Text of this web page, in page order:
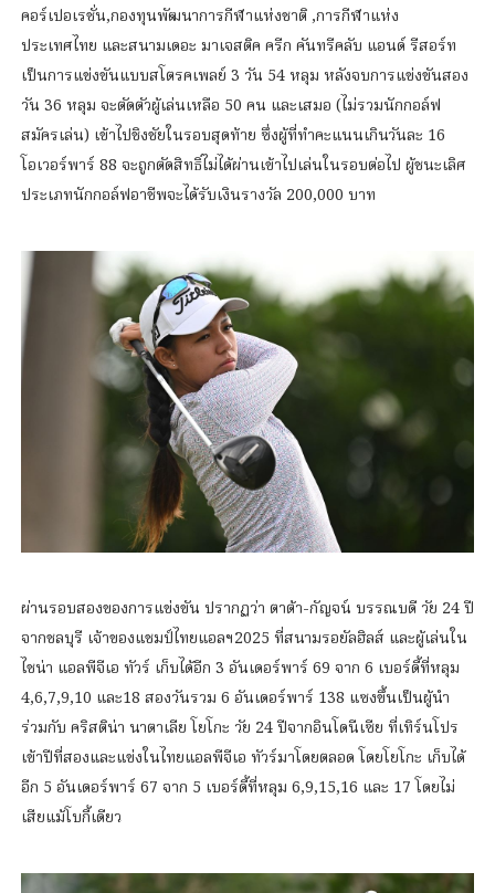
คอร์เปอเรชั่น,กองทุนพัฒนาการกีฬาแห่งชาติ ,การกีฬาแห่ง
ประเทศไทย และสนามเดอะ มาเจสติค ครีก คันทรีคลับ แอนด์ รีสอร์ท
เป็นการแข่งขันแบบสโตรคเพลย์ 3 วัน 54 หลุม หลังจบการแข่งขันสอง
วัน 36 หลุม จะตัดตัวผู้เล่นเหลือ 50 คน และเสมอ (ไม่รวมนักกอล์ฟ
สมัครเล่น) เข้าไปชิงชัยในรอบสุดท้าย ซึ่งผู้ที่ทำคะแนนเกินวันละ 16
โอเวอร์พาร์ 88 จะถูกตัดสิทธิ์ไม่ได้ผ่านเข้าไปเล่นในรอบต่อไป ผู้ชนะเลิศ
ประเภทนักกอล์ฟอาชีพจะได้รับเงินรางวัล 200,000 บาท
ผ่านรอบสองของการแข่งขัน ปรากฏว่า ตาต้า-กัญจน์ บรรณบดี วัย 24 ปี
จากชลบุรี เจ้าของแชมป์ไทยแอลฯ2025 ที่สนามรอยัลฮิลส์ และผู้เล่นใน
ไชน่า แอลพีจีเอ ทัวร์ เก็บได้อีก 3 อันเดอร์พาร์ 69 จาก 6 เบอร์ดี้ที่หลุม
4,6,7,9,10 และ18 สองวันรวม 6 อันเดอร์พาร์ 138 แซงขึ้นเป็นผู้นำ
ร่วมกับ คริสติน่า นาตาเลีย โยโกะ วัย 24 ปีจากอินโดนีเซีย ที่เทิร์นโปร
เข้าปีที่สองและแข่งในไทยแอลพีจีเอ ทัวร์มาโดยตลอด โดยโยโกะ เก็บได้
อีก 5 อันเดอร์พาร์ 67 จาก 5 เบอร์ดี้ที่หลุม 6,9,15,16 และ 17 โดยไม่
เสียแม้โบกี้เดียว